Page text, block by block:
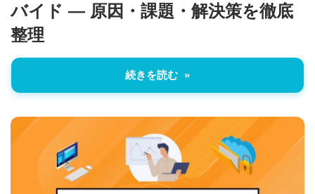
バイド ― 原因・課題・解決策を徹底
整理
続きを読む